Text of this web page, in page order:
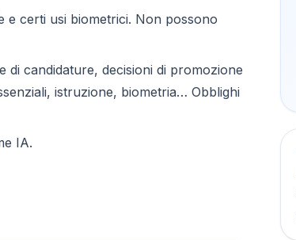
e certi usi biometrici. Non possono
di candidature, decisioni di promozione
istruzione, biometria… Obblighi
IA.